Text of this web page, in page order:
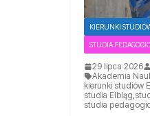
KIERUNKI
STUDIA
29 lipca 2026
Akademia
kierunki studiów
studia Elbląg
studia